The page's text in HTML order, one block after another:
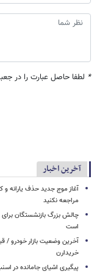
* لطفا حاصل عبارت را در
آخرین اخبار
آغاز موج جدید حذف یارانه و
مراجعه نکنید
است
آخرین وضعیت بازار خودرو /
خریدارن
پیگیری اشیای جامانده در